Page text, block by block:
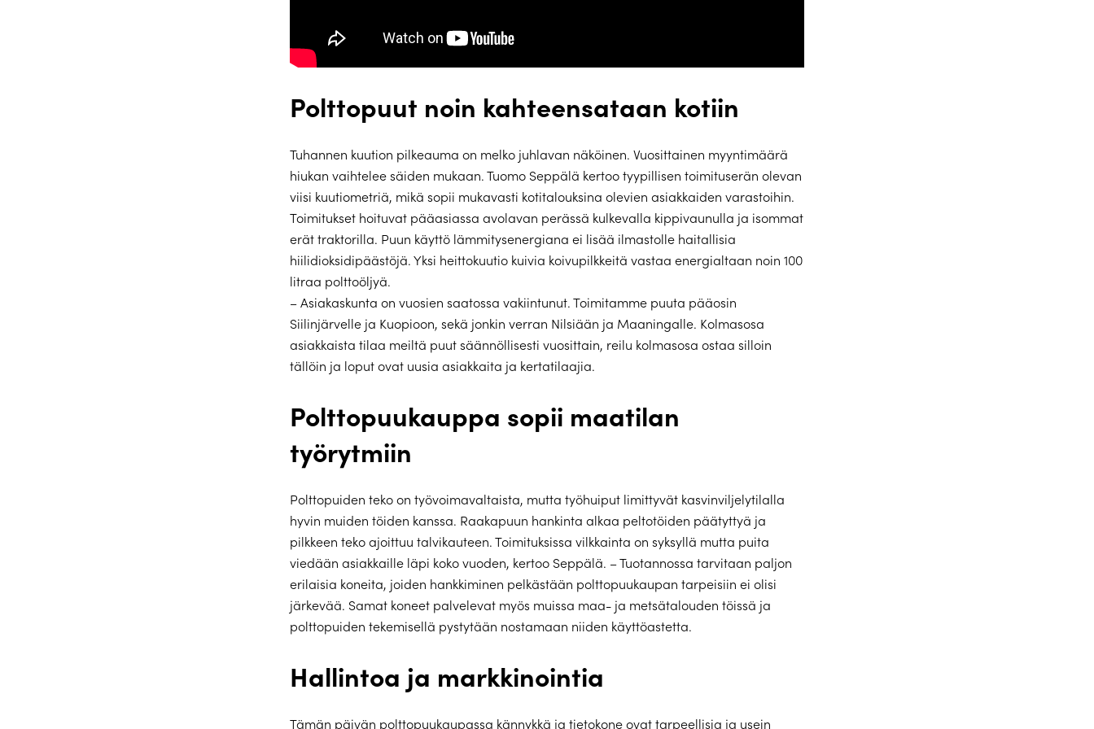
Polttopuut noin kahteensataan kotiin
Tuhannen kuution pilkeauma on melko juhlavan näköinen. Vuosittainen myyntimäärä
hiukan vaihtelee säiden mukaan. Tuomo Seppälä kertoo tyypillisen toimituserän olevan
viisi kuutiometriä, mikä sopii mukavasti kotitalouksina olevien asiakkaiden varastoihin.
Toimitukset hoituvat pääasiassa avolavan perässä kulkevalla kippivaunulla ja isommat
erät traktorilla. Puun käyttö lämmitysenergiana ei lisää ilmastolle haitallisia
hiilidioksidipäästöjä. Yksi heittokuutio kuivia koivupilkkeitä vastaa energialtaan noin 100
litraa polttoöljyä.
– Asiakaskunta on vuosien saatossa vakiintunut. Toimitamme puuta pääosin
Siilinjärvelle ja Kuopioon, sekä jonkin verran Nilsiään ja Maaningalle. Kolmasosa
asiakkaista tilaa meiltä puut säännöllisesti vuosittain, reilu kolmasosa ostaa silloin
tällöin ja loput ovat uusia asiakkaita ja kertatilaajia.
Polttopuukauppa sopii maatilan
työrytmiin
Polttopuiden teko on työvoimavaltaista, mutta työhuiput limittyvät kasvinviljelytilalla
hyvin muiden töiden kanssa. Raakapuun hankinta alkaa peltotöiden päätyttyä ja
pilkkeen teko ajoittuu talvikauteen. Toimituksissa vilkkainta on syksyllä mutta puita
viedään asiakkaille läpi koko vuoden, kertoo Seppälä. – Tuotannossa tarvitaan paljon
erilaisia koneita, joiden hankkiminen pelkästään polttopuukaupan tarpeisiin ei olisi
järkevää. Samat koneet palvelevat myös muissa maa- ja metsätalouden töissä ja
polttopuiden tekemisellä pystytään nostamaan niiden käyttöastetta.
Hallintoa ja markkinointia
Tämän päivän polttopuukaupassa kännykkä ja tietokone ovat tarpeellisia ja usein